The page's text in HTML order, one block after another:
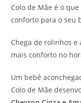
Colo de Mãe é o
conforto para o seu
Chega de rolinhos e
mais conforto no
Um bebê
Colo de Mãe